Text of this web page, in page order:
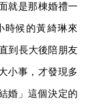
就是那棟婚禮一
時候的黃綺琳來
到長大後陪朋友
小事，才發現多
婚」這個決定的